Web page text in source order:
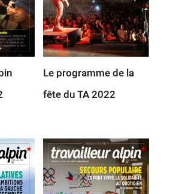
Le programme de la
fête du TA 2022